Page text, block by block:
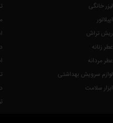
لیزر خانگی
اپیلاتور
ریش تراش
عطر زنانه
عطر مردانه
لوازم سرویش بهداشتی
ابزار سلامت